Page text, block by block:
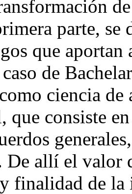
parte, se
que
de
ciencia
que consiste
De allí el valor
finalidad de